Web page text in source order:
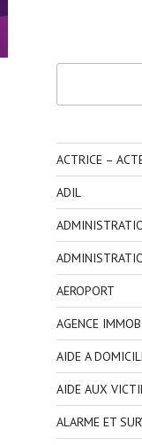
ACTRICE –
ADIL
AEROPORT
AGENCE
AIDE A
AIDE AUX
ALARME ET